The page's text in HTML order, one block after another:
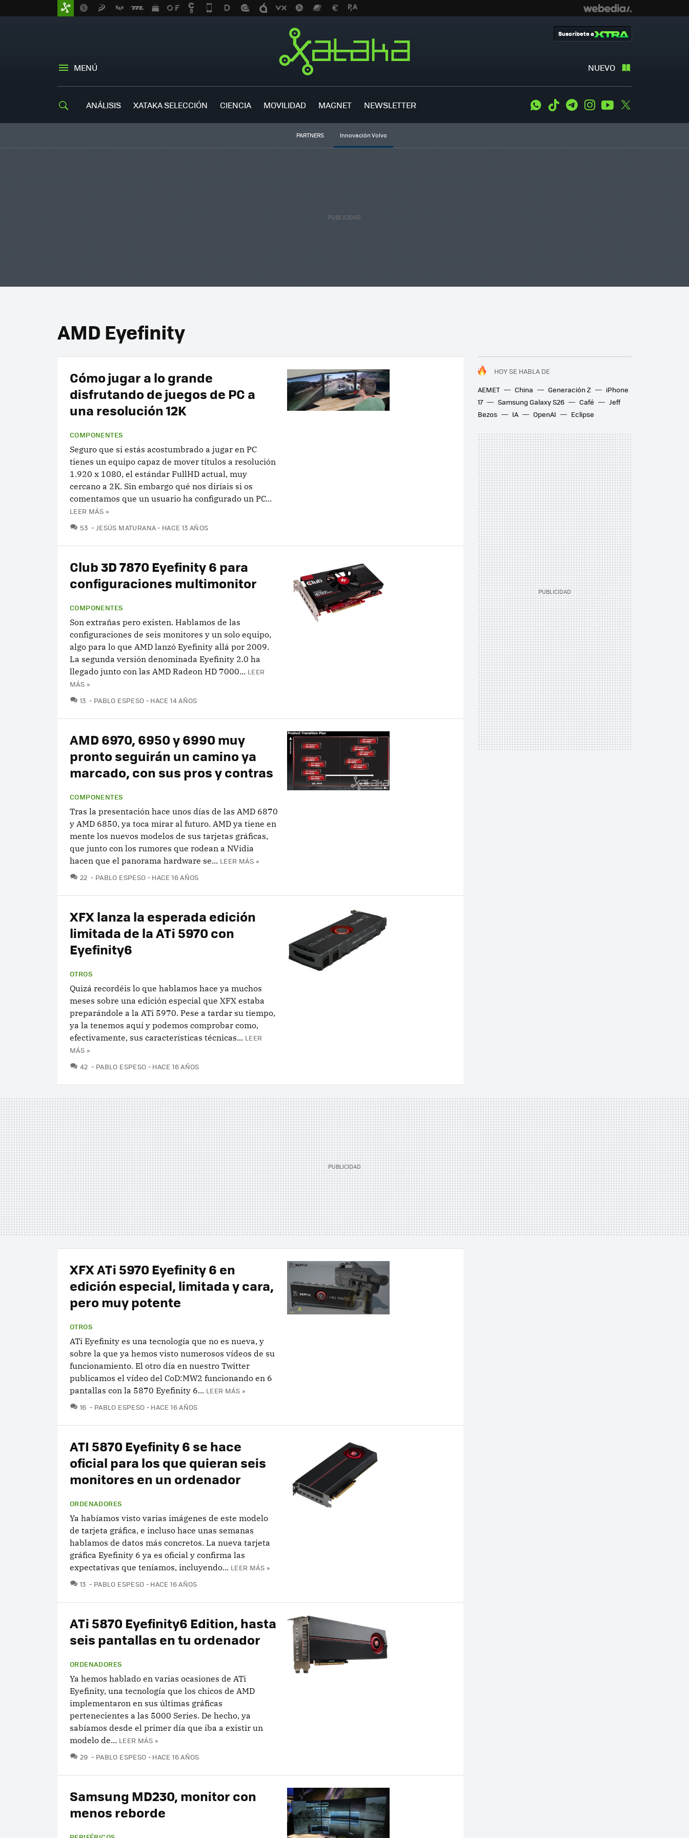
MENÚ NUEVO
Suscríbete a
ANÁLISIS XATAKA SELECCIÓN CIENCIA MOVILIDAD MAGNET NEWSLETTER WhatsApp
Tiktok TelegramInstagramYoutube
PARTNERS Innovación Volvo
AMD Eyefinity
HOY SE HABLA DE
AEMET
China Generación Z
iPhone
17
Samsung Galaxy S26 Café
Jeff
Bezos
IA OpenAI Eclipse
Cómo jugar a lo grande
disfrutando de juegos de PC a
una resolución 12K
COMPONENTES
Seguro que si estás acostumbrado a jugar en PC
tienes un equipo capaz de mover títulos a resolución
1.920 x 1080, el estándar FullHD actual, muy
cercano a 2K. Sin embargo qué nos diríais si os
comentamos que un usuario ha configurado un PC...
LEER MÁS »
53 COMENTARIOS
JESÚS MATURANA HACE 13 AÑOS
Club 3D 7870 Eyefinity 6 para
configuraciones multimonitor
COMPONENTES
Son extrañas pero existen. Hablamos de las
configuraciones de seis monitores y un solo equipo,
algo para lo que AMD lanzó Eyefinity allá por 2009.
La segunda versión denominada Eyefinity 2.0 ha
llegado junto con las AMD Radeon HD 7000... LEER
MÁS »
13 COMENTARIOS
PABLO ESPESO HACE 14 AÑOS
AMD 6970, 6950 y 6990 muy
pronto seguirán un camino ya
marcado, con sus pros y contras
COMPONENTES
Tras la presentación hace unos días de las AMD 6870
y AMD 6850, ya toca mirar al futuro. AMD ya tiene en
mente los nuevos modelos de sus tarjetas gráficas,
que junto con los rumores que rodean a NVidia
hacen que el panorama hardware se... LEER MÁS »
22 COMENTARIOS
PABLO ESPESO HACE 16 AÑOS
XFX lanza la esperada edición
limitada de la ATi 5970 con
Eyefinity6
OTROS
Quizá recordéis lo que hablamos hace ya muchos
meses sobre una edición especial que XFX estaba
preparándole a la ATi 5970. Pese a tardar su tiempo,
ya la tenemos aquí y podemos comprobar como,
efectivamente, sus características técnicas... LEER
MÁS »
42 COMENTARIOS
PABLO ESPESO HACE 16 AÑOS
XFX ATi 5970 Eyefinity 6 en
edición especial, limitada y cara,
pero muy potente
OTROS
ATi Eyefinity es una tecnología que no es nueva, y
sobre la que ya hemos visto numerosos vídeos de su
funcionamiento. El otro día en nuestro Twitter
publicamos el vídeo del CoD:MW2 funcionando en 6
pantallas con la 5870 Eyefinity 6... LEER MÁS »
16 COMENTARIOS
PABLO ESPESO HACE 16 AÑOS
ATI 5870 Eyefinity 6 se hace
oficial para los que quieran seis
monitores en un ordenador
ORDENADORES
Ya habíamos visto varias imágenes de este modelo
de tarjeta gráfica, e incluso hace unas semanas
hablamos de datos más concretos. La nueva tarjeta
gráfica Eyefinity 6 ya es oficial y confirma las
expectativas que teníamos, incluyendo... LEER MÁS »
13 COMENTARIOS
PABLO ESPESO HACE 16 AÑOS
ATi 5870 Eyefinity6 Edition, hasta
seis pantallas en tu ordenador
ORDENADORES
Ya hemos hablado en varias ocasiones de ATi
Eyefinity, una tecnología que los chicos de AMD
implementaron en sus últimas gráficas
pertenecientes a las 5000 Series. De hecho, ya
sabíamos desde el primer día que iba a existir un
modelo de... LEER MÁS »
29 COMENTARIOS
PABLO ESPESO HACE 16 AÑOS
Samsung MD230, monitor con
menos reborde